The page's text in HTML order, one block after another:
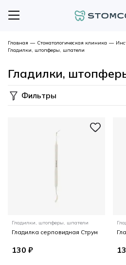
Главная — Стоматологическая клиника —
Гладилки, штопферы, шпатели
Гладилки,
Фильтры
Гладилки, штопферы, шпатели
Гладилка серповидная Струм
130 ₽